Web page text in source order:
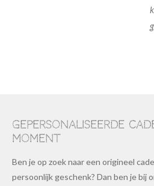
Gepersonaliseerde
moment
Ben je op zoek naar een origineel
persoonlijk geschenk? Dan ben je bij